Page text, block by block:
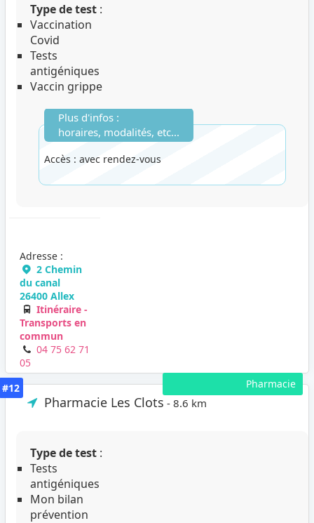
Type de test :
Vaccination
Covid
Tests
antigéniques
Vaccin grippe
Plus d'infos :
horaires, modalités, etc...
Accès : avec rendez-vous
Adresse :
2 Chemin
du canal
26400 Allex
Itinéraire -
Transports en
commun
04 75 62 71
05
Pharmacie
#12
Pharmacie Les Clots - 8.6 km
Type de test :
Tests
antigéniques
Mon bilan
prévention